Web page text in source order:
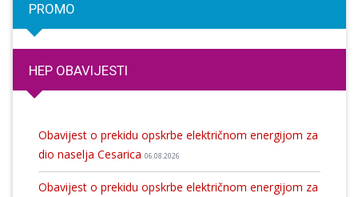
PROMO
HEP OBAVIJESTI
Obavijest o prekidu opskrbe električnom energijom za
dio naselja Cesarica 06.08.2026
Obavijest o prekidu opskrbe električnom energijom za